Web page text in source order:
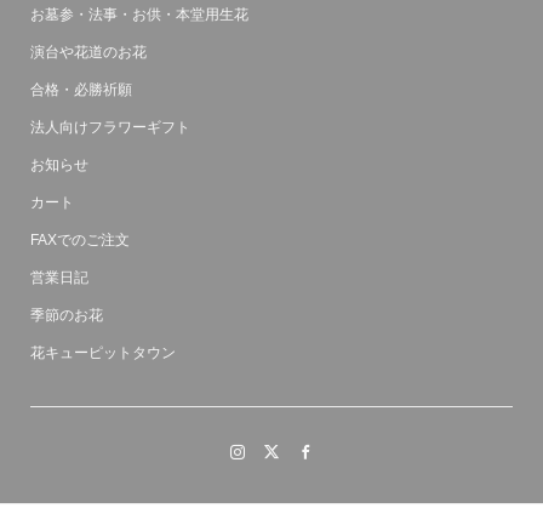
お墓参・法事・お供・本堂用生花
演台や花道のお花
合格・必勝祈願
法人向けフラワーギフト
お知らせ
カート
FAXでのご注文
営業日記
季節のお花
花キューピットタウン